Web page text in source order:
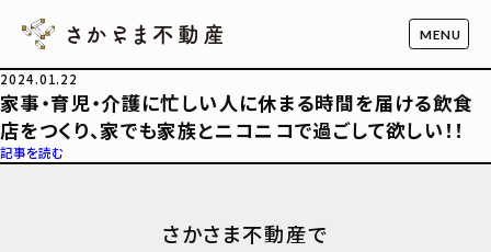
2024.01.22
家事・育児・介護に忙しい人に休まる時間を届ける飲食
店をつくり、家でも家族とニコニコで過ごして欲しい！！
記事を読む
さかさま不動産で